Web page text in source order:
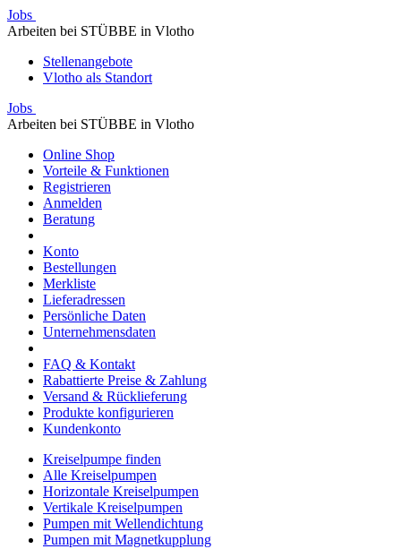
Jobs
Arbeiten bei STÜBBE in Vlotho
Stellenangebote
Vlotho als Standort
Jobs
Arbeiten bei STÜBBE in Vlotho
Online Shop
Vorteile & Funktionen
Registrieren
Anmelden
Beratung
Konto
Bestellungen
Merkliste
Lieferadressen
Persönliche Daten
Unternehmensdaten
FAQ & Kontakt
Rabattierte Preise & Zahlung
Versand & Rücklieferung
Produkte konfigurieren
Kundenkonto
Kreiselpumpe finden
Alle Kreiselpumpen
Horizontale Kreiselpumpen
Vertikale Kreiselpumpen
Pumpen mit Wellendichtung
Pumpen mit Magnetkupplung